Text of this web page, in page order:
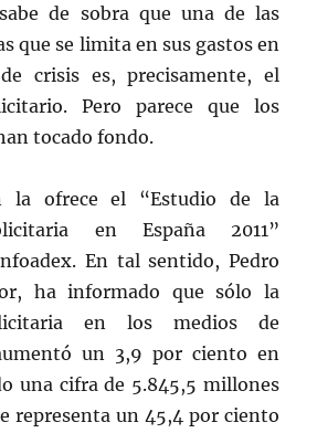
de sobra que una de las
que se limita en sus gastos en
crisis es, precisamente, el
Pero parece que los
tocado fondo.
la ofrece el “Estudio de la
en España 2011”
En tal sentido, Pedro
ha informado que sólo la
en los medios de
un 3,9 por ciento en
una cifra de 5.845,5 millones
representa un 45,4 por ciento